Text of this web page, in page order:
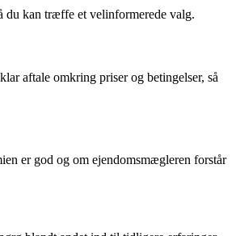
du kan træffe et velinformerede valg.
aftale omkring priser og betingelser, så
er god og om ejendomsmægleren forstår